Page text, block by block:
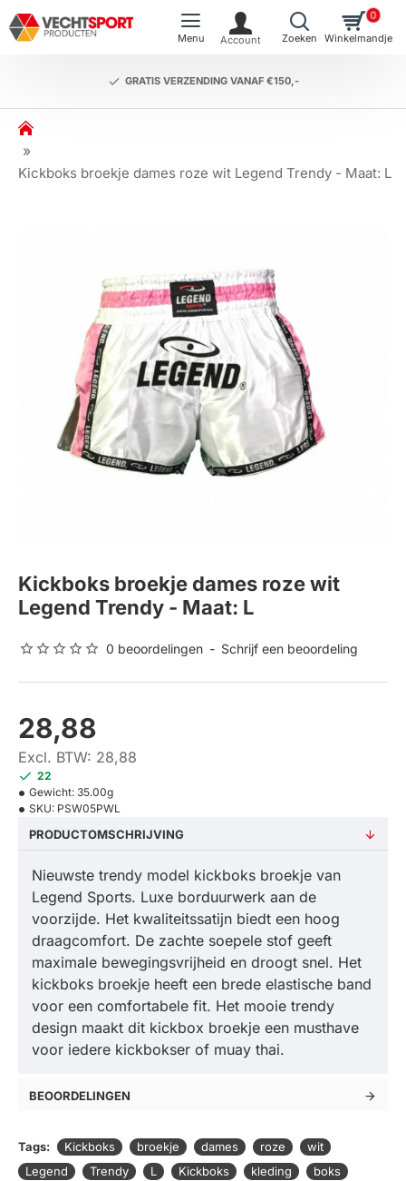
GRATIS VERZENDING VANAF €150,-
0
h
m
Kickboks broekje dames roze wit Legend Trendy - Maat: L
Kickboks broekje dames roze wit
Legend Trendy - Maat: L
0 beoordelingen - Schrijf een beoordeling
28,88
Excl. BTW: 28,88
22
Gewicht: 35.00g
SKU: PSW05PWL
PRODUCTOMSCHRIJVING
Nieuwste trendy model kickboks broekje van
Legend Sports. Luxe borduurwerk aan de
voorzijde. Het kwaliteitssatijn biedt een hoog
draagcomfort. De zachte soepele stof geeft
maximale bewegingsvrijheid en droogt snel. Het
kickboks broekje heeft een brede elastische band
voor een comfortabele fit. Het mooie trendy
design maakt dit kickbox broekje een musthave
voor iedere kickbokser of muay thai.
BEOORDELINGEN
Tags: Kickboks broekje dames roze
wit
Legend
Trendy L Kickboks kleding
boks